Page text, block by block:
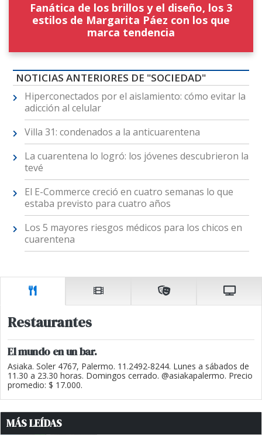
Fanática de los brillos y el diseño, los 3
estilos de Margarita Páez con los que
marca tendencia
NOTICIAS ANTERIORES DE "SOCIEDAD"
Hiperconectados por el aislamiento: cómo evitar la
adicción al celular
Villa 31: condenados a la anticuarentena
La cuarentena lo logró: los jóvenes descubrieron la
tevé
El E-Commerce creció en cuatro semanas lo que
estaba previsto para cuatro años
Los 5 mayores riesgos médicos para los chicos en
cuarentena
Restaurantes
El mundo en un bar.
Asiaka. Soler 4767, Palermo. 11.2492-8244. Lunes a sábados de
11.30 a 23.30 horas. Domingos cerrado. @asiakapalermo. Precio
promedio: $ 17.000.
MÁS LEÍDAS